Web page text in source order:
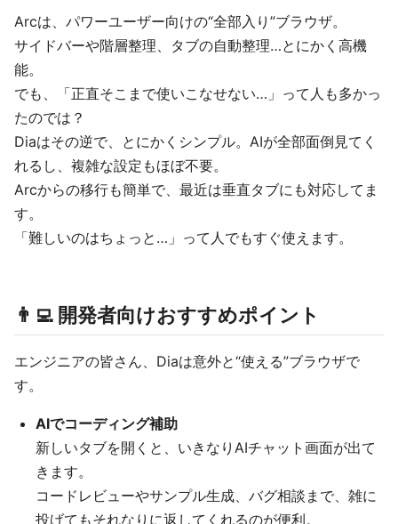
Arcは、パワーユーザー向けの“全部入り”ブラウザ。
サイドバーや階層整理、タブの自動整理…とにかく高機
能。
でも、「正直そこまで使いこなせない…」って人も多かっ
たのでは？
Diaはその逆で、とにかくシンプル。AIが全部面倒見てく
れるし、複雑な設定もほぼ不要。
Arcからの移行も簡単で、最近は垂直タブにも対応してま
す。
「難しいのはちょっと…」って人でもすぐ使えます。
👨‍💻 開発者向けおすすめポイント
エンジニアの皆さん、Diaは意外と“使える”ブラウザで
す。
AIでコーディング補助
新しいタブを開くと、いきなりAIチャット画面が出て
きます。
コードレビューやサンプル生成、バグ相談まで、雑に
投げてもそれなりに返してくれるのが便利。